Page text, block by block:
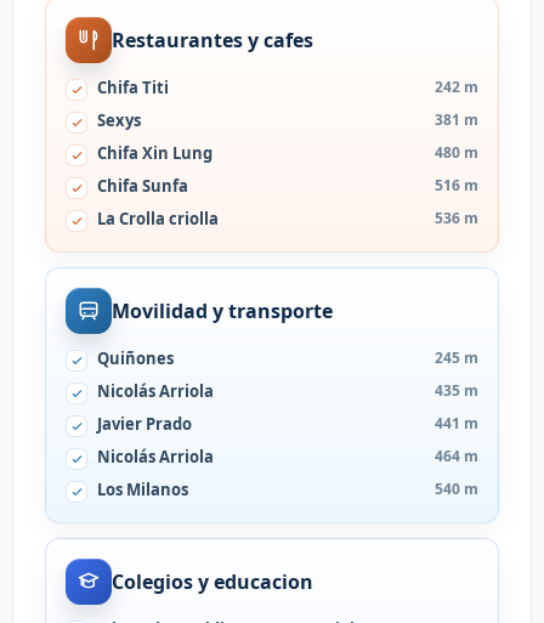
Restaurantes y cafes
Chifa Titi 242 m
Sexys 381 m
Chifa Xin Lung 480 m
Chifa Sunfa 516 m
La Crolla criolla 536 m
Movilidad y transporte
Quiñones 245 m
Nicolás Arriola 435 m
Javier Prado 441 m
Nicolás Arriola 464 m
Los Milanos 540 m
Colegios y educacion